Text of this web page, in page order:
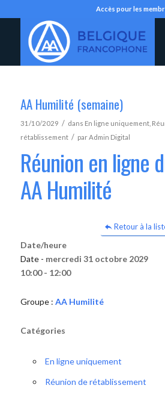
Accès pour les
AA Humilité (semaine)
31/10/2029 / dans En ligne uniquement,
rétablissement / parAdmin Digital
Réunion en ligne
AA Humilité
Retour à la
Date/heure
Date - mercredi 31 octobre 2029
10:00 - 12:00
Groupe : AA Humilité
Catégories
En ligne uniquement
Réunion de rétablissement